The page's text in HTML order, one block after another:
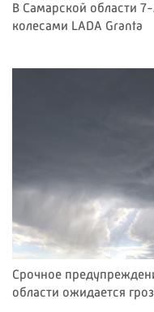
В Самарской области
колесами LADA Granta
Срочное
области ожидается